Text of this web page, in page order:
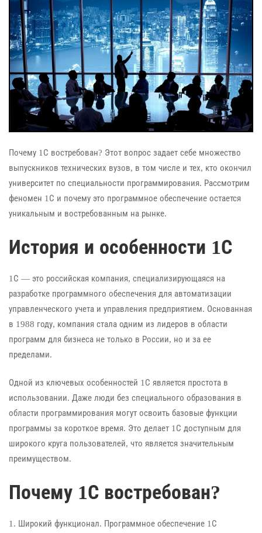
Почему 1С востребован? Этот вопрос задает себе множество
выпускников технических вузов, в том числе и тех, кто окончил
университет по специальности программирования. Рассмотрим
феномен 1С и почему это программное обеспечение остается
уникальным и востребованным на рынке.
История и особенности 1С
1С — это российская компания, специализирующаяся на
разработке программного обеспечения для автоматизации
управленческого учета и управления предприятием. Основанная
в 1988 году, компания стала одним из лидеров в области
программ для бизнеса не только в России, но и за ее
пределами.
Одной из ключевых особенностей 1С является простота в
использовании. Даже люди без специального образования в
области программирования могут освоить базовые функции
программы за короткое время. Это делает 1С доступным для
широкого круга пользователей, что является значительным
преимуществом.
Почему 1С востребован?
1. Широкий функционал. Программное обеспечение 1С